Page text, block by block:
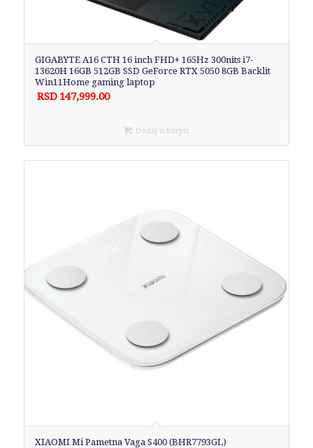
GIGABYTE A16 CTH 16 inch FHD+ 165Hz 300nits i7-
13620H 16GB 512GB SSD GeForce RTX 5050 8GB Backlit
Win11Home gaming laptop
RSD 147,999.00
Dodaj u korpu
XIAOMI Mi Pametna Vaga S400 (BHR7793GL)